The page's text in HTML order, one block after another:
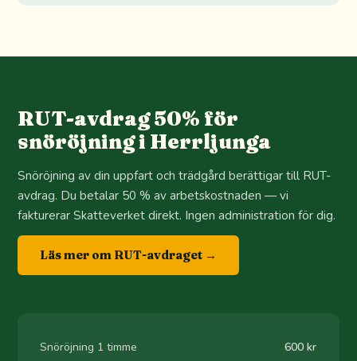
RUT-avdrag 50% för
snöröjning i Herrljunga
Snöröjning av din uppfart och trädgård berättigar till RUT-
avdrag. Du betalar 50 % av arbetskostnaden — vi
fakturerar Skatteverket direkt. Ingen administration för dig.
Läs mer om RUT-avdraget →
Snöröjning 1 timme 600 kr